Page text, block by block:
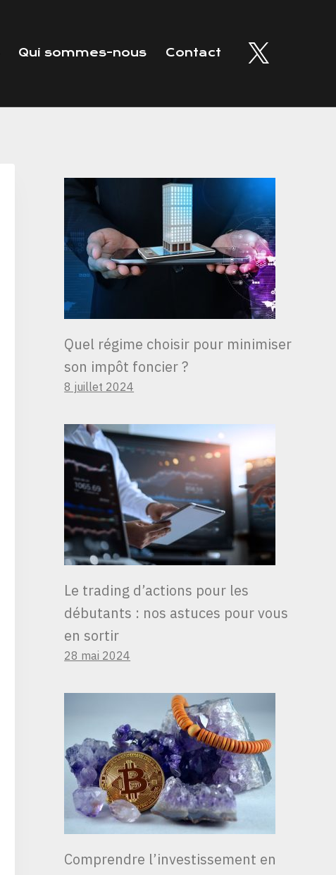
Qui sommes-nous Contact
Quel régime choisir pour minimiser
son impôt foncier ?
8 juillet 2024
Le trading d’actions pour les
débutants : nos astuces pour vous
en sortir
28 mai 2024
Comprendre l’investissement en